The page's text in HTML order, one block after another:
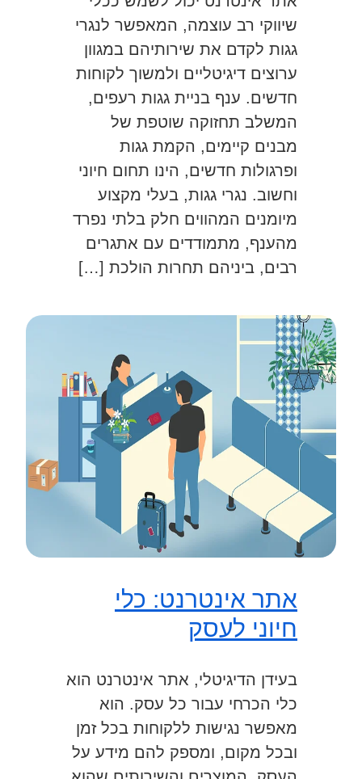
שיווקי רב עוצמה, המאפשר לנגרי
גגות לקדם את שירותיהם במגוון
ערוצים דיגיטליים ולמשוך לקוחות
חדשים. ענף בניית גגות רעפים,
המשלב תחזוקה שוטפת של
מבנים קיימים, הקמת גגות
ופרגולות חדשים, הינו תחום חיוני
וחשוב. נגרי גגות, בעלי מקצוע
מיומנים המהווים חלק בלתי נפרד
מהענף, מתמודדים עם אתגרים
רבים, ביניהם תחרות הולכת […]
אתר אינטרנט: כלי
חיוני לעסק
בעידן הדיגיטלי, אתר אינטרנט הוא
כלי הכרחי עבור כל עסק. הוא
מאפשר נגישות ללקוחות בכל זמן
ובכל מקום, ומספק להם מידע על